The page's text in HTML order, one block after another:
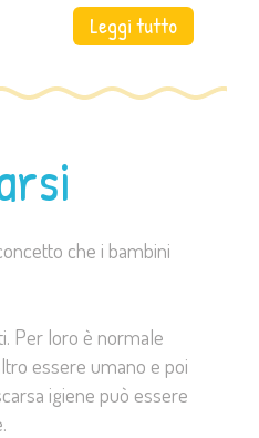
Leggi tutto
che i bambini
Per loro è normale
essere umano e poi
igiene può essere